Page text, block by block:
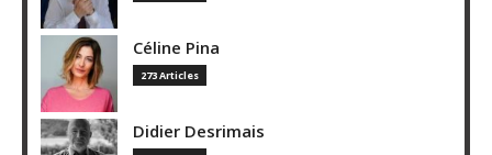
Céline Pina
273 Articles
Didier Desrimais